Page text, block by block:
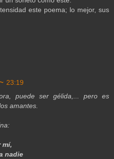
este poema; lo mejor, sus
23:19
puede ser gélida,... pero es
amantes.
mí,
nadie